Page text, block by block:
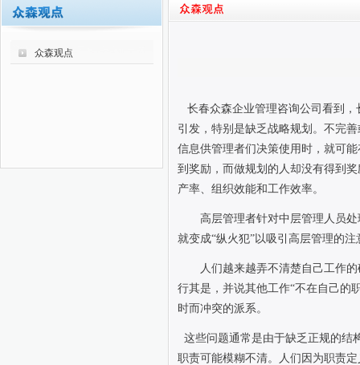
众森观点
长春众森企业管理咨询公司看到
引发，特别是缺乏战略规划。不完
信息供管理者们决策使用时，就可
到奖励，而做规划的人却没有得到
产率、组织效能和工作效率。
高层管理者针对中层管理人员
就变成“纵火犯”以吸引高层管理的
人们越来越弄不清楚自己工作
行其是，并说其他工作“不在自己的
时而冲突的派系。
这些问题通常是由于缺乏正规的结
职责可能模糊不清。人们因为职责